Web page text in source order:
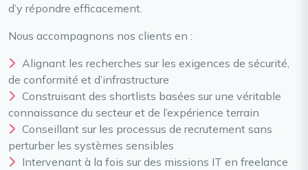
d’y répondre efficacement.
Nous accompagnons nos clients en :
Alignant les recherches sur les exigences de sécurité,
de conformité et d’infrastructure
Construisant des shortlists basées sur une véritable
connaissance du secteur et de l’expérience terrain
Conseillant sur les processus de recrutement sans
perturber les systèmes sensibles
Intervenant à la fois sur des missions IT en freelance